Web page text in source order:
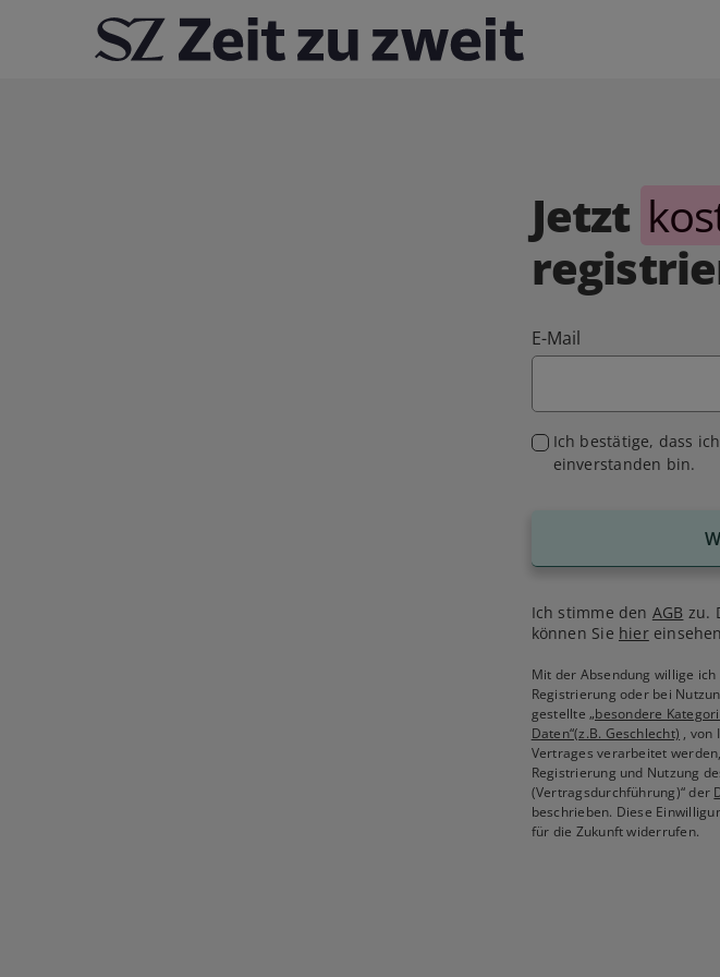
Jetzt
E-Mail
Ich bestätige, dass
einverstanden bin.
Ich stimme den AGB zu.
können Sie hier
Mit der Absendung willige
Registrierung oder bei
gestellte„besondere
Daten“(z.B. Geschlecht) , von
Vertrages verarbeitet
Registrierung und Nutzung
(Vertragsdurchführung)“ der
beschrieben. Diese
für die Zukunft widerrufen.